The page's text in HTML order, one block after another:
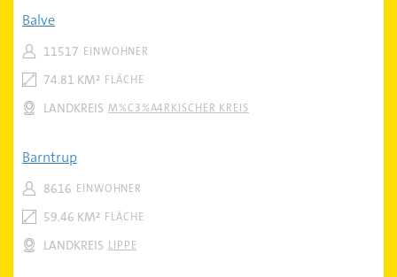
Balve
EINWOHNER
11517
FLÄCHE
74.81 KM²
M%C3%A4RKISCHER KREIS
LANDKREIS
Barntrup
EINWOHNER
8616
FLÄCHE
59.46 KM²
LIPPE
LANDKREIS